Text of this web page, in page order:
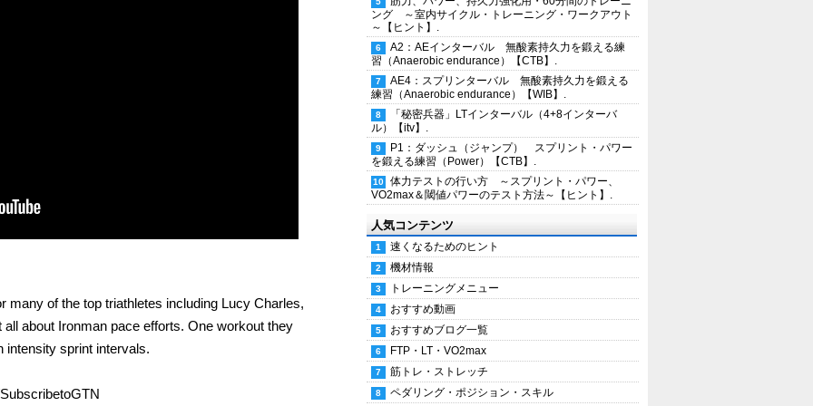
many of the top triathletes including Lucy Charles,
about Ironman pace efforts. One workout they
intensity sprint intervals.
ング ～室内サイクル・トレーニング・ワークアウト
～【ヒント】.
A2：AEインターバル 無酸素持久力を鍛える練
習（Anaerobic endurance）【CTB】.
AE4：スプリンターバル 無酸素持久力を鍛える
練習（Anaerobic endurance）【WIB】.
「秘密兵器」LTインターバル（4+8インターバ
ル）【itv】.
P1：ダッシュ（ジャンプ） スプリント・パワー
を鍛える練習（Power）【CTB】.
体力テストの行い方 ～スプリント・パワー、
VO2max＆閾値パワーのテスト方法～【ヒント】.
人気コンテンツ
速くなるためのヒント
機材情報
トレーニングメニュー
おすすめ動画
おすすめブログ一覧
FTP・LT・VO2max
筋トレ・ストレッチ
ペダリング・ポジション・スキル